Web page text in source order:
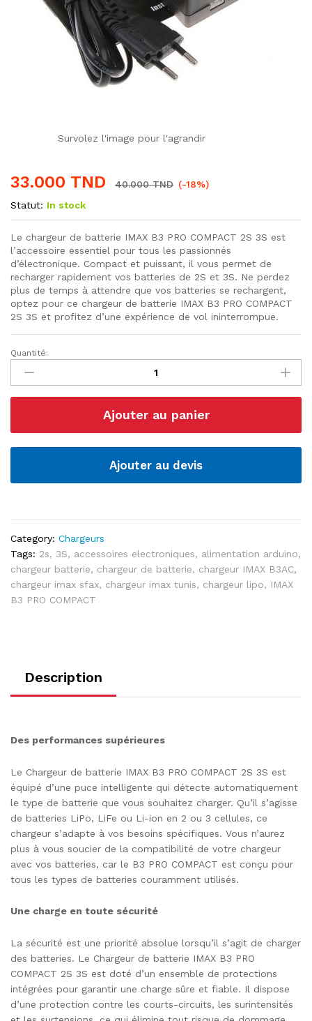
Survolez l'image pour l'agrandir
33.000 TND 40.000TND (-18%)
Statut: In stock
Le chargeur de batterie IMAX B3 PRO COMPACT 2S 3S est
l’accessoire essentiel pour tous les passionnés
d’électronique. Compact et puissant, il vous permet de
recharger rapidement vos batteries de 2S et 3S. Ne perdez
plus de temps à attendre que vos batteries se rechargent,
optez pour ce chargeur de batterie IMAX B3 PRO COMPACT
2S 3S et profitez d’une expérience de vol ininterrompue.
Chargeur
batterie
IMAX
PRO
COMPACT
Quantité:
Ajouter au panier
Ajouter au devis
Category: Chargeurs
Tags: 2s, 3S, accessoires electroniques, alimentation arduino,
chargeur batterie, chargeur de batterie, chargeur IMAX B3AC,
chargeur imax sfax, chargeur imax tunis, chargeur lipo, IMAX
B3 PRO COMPACT
Description
Des performances supérieures
Le Chargeur de batterie IMAX B3 PRO COMPACT 2S 3S est
équipé d’une puce intelligente qui détecte automatiquement
le type de batterie que vous souhaitez charger. Qu’il s’agisse
de batteries LiPo, LiFe ou Li-ion en 2 ou 3 cellules, ce
chargeur s’adapte à vos besoins spécifiques. Vous n’aurez
plus à vous soucier de la compatibilité de votre chargeur
avec vos batteries, car le B3 PRO COMPACT est conçu pour
tous les types de batteries couramment utilisés.
Une charge en toute sécurité
La sécurité est une priorité absolue lorsqu’il s’agit de charger
des batteries. Le Chargeur de batterie IMAX B3 PRO
COMPACT 2S 3S est doté d’un ensemble de protections
intégrées pour garantir une charge sûre et fiable. Il dispose
d’une protection contre les courts-circuits, les surintensités